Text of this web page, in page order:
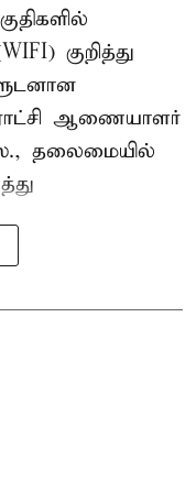
குறித்து
ஆணையாளர்
தலைமையில்